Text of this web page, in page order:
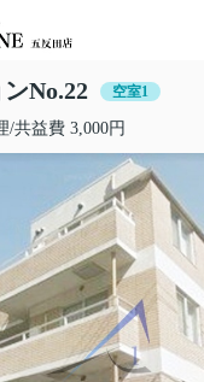
No.22 空室1
/共益費 3,000円